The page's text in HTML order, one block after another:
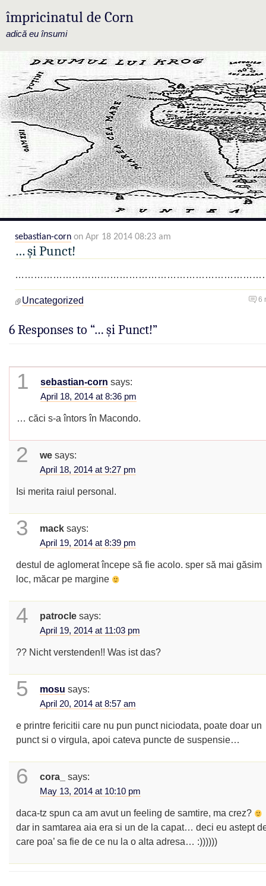
împricinatul de Corn
adică eu însumi
sebastian-corn on Apr 18 2014 08:23 am
… și Punct!
6
Uncategorized
6 Responses to “… și Punct!”
1 sebastian-corn says:
April 18, 2014 at 8:36 pm
… căci s-a întors în Macondo.
2 we says:
April 18, 2014 at 9:27 pm
Isi merita raiul personal.
3 mack says:
April 19, 2014 at 8:39 pm
destul de aglomerat începe să fie acolo. sper să mai găsim
loc, măcar pe margine
4 patrocle says:
April 19, 2014 at 11:03 pm
?? Nicht verstenden!! Was ist das?
5 mosu says:
April 20, 2014 at 8:57 am
e printre fericitii care nu pun punct niciodata, poate doar un
punct si o virgula, apoi cateva puncte de suspensie…
6 cora_ says:
May 13, 2014 at 10:10 pm
daca-tz spun ca am avut un feeling de samtire, ma crez?
dar in samtarea aia era si un de la capat… deci eu astept
care poa’ sa fie de ce nu la o alta adresa… :))))))